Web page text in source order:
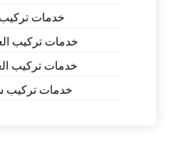
خدمات تركيب
خدمات تركيب
خدمات تركيب
خدمات تركيب